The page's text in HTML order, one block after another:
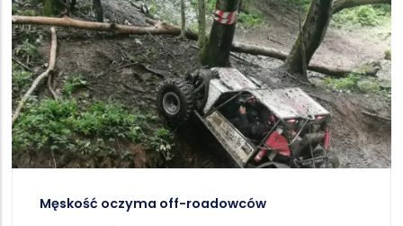
Męskość oczyma off-roadowców